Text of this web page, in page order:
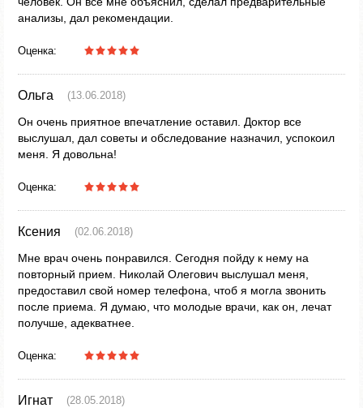
анализы, дал рекомендации.
Оценка:
Ольга (13.06.2018)
Он очень приятное впечатление оставил. Доктор все
выслушал, дал советы и обследование назначил, успокоил
меня. Я довольна!
Оценка:
Ксения (02.06.2018)
Мне врач очень понравился. Сегодня пойду к нему на
повторный прием. Николай Олегович выслушал меня,
предоставил свой номер телефона, чтоб я могла звонить
после приема. Я думаю, что молодые врачи, как он, лечат
получше, адекватнее.
Оценка:
Игнат (28.05.2018)